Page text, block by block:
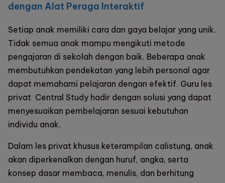
dengan Alat Peraga Interaktif
Setiap anak memiliki cara dan gaya belajar yang unik.
Tidak semua anak mampu mengikuti metode
pengajaran di sekolah dengan baik. Beberapa anak
membutuhkan pendekatan yang lebih personal agar
dapat memahami pelajaran dengan efektif. Guru les
privat Central Study hadir dengan solusi yang dapat
menyesuaikan pembelajaran sesuai kebutuhan
individu anak.
Dalam les privat khusus keterampilan calistung, anak
akan diperkenalkan dengan huruf, angka, serta
konsep dasar membaca, menulis, dan berhitung